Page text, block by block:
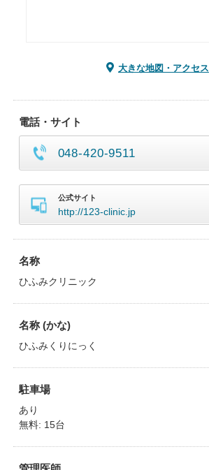
大きな地図・アクセス
電話・サイト
048-420-9511
公式サイト
http://123-clinic.jp
名称
ひふみクリニック
名称 (かな)
ひふみくりにっく
駐車場
あり
無料: 15台